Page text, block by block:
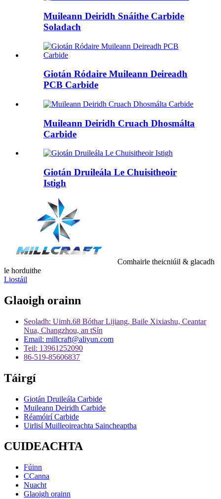
Muileann Deiridh Snáithe Carbide
Soladach
Giotán Ródaire Muileann Deireadh
PCB Carbide
Muileann Deiridh Cruach Dhosmálta
Carbide
Giotán Druileála Le Chuisitheoir
Istigh
Comhairle theicniúil & glacadh
le horduithe
Liostáil
Glaoigh orainn
Seoladh: Uimh.68 Bóthar Lijiang, Baile Xixiashu, Ceantar
Nua, Changzhou, an tSín
Email: millcraft@aliyun.com
Teil: 13961252090
86-519-85606837
Táirgí
Giotán Druileála Carbide
Muileann Deiridh Carbide
Réamóirí Carbide
Uirlisí Muilleoireachta Saincheaptha
CUIDEACHTA
Fúinn
CCanna
Nuacht
Glaoigh orainn